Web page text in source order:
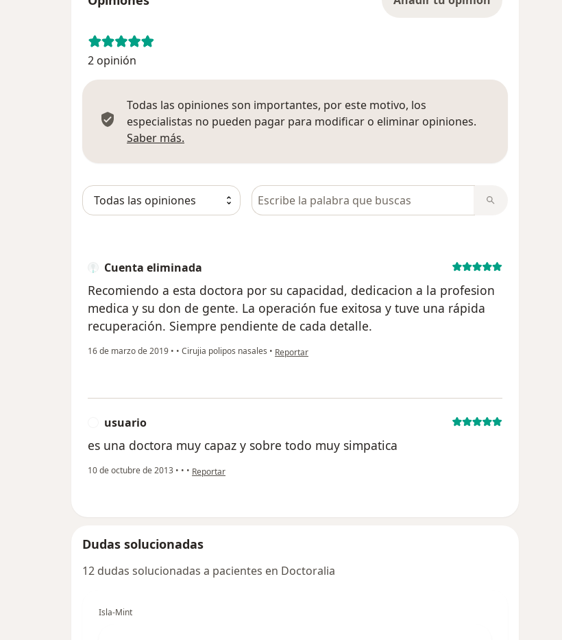
2 opinión
Todas las opiniones son importantes, por este motivo, los
especialistas no pueden pagar para modificar o eliminar opiniones.
Saber más.
Busca en opiniones
Cuenta eliminada
Recomiendo a esta doctora por su capacidad, dedicacion a la profesion
medica y su don de gente. La operación fue exitosa y tuve una rápida
recuperación. Siempre pendiente de cada detalle.
16 de marzo de 2019 • • Cirujia polipos nasales • en opinión del usuario Cuenta eliminada
Reportar
usuario
es una doctora muy capaz y sobre todo muy simpatica
10 de octubre de 2013 • • • en opinión del usuario usuario
Reportar
Dudas solucionadas
12 dudas solucionadas a pacientes en Doctoralia
Isla-Mint